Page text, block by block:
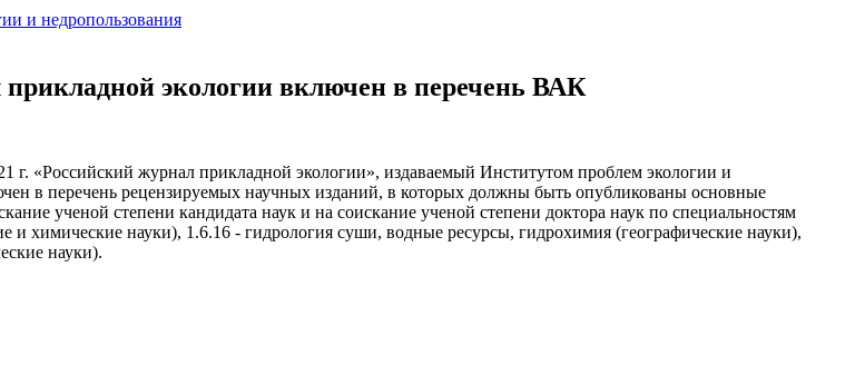
и недропользования
экологии включен в перечень ВАК
«Российский журнал прикладной экологии», издаваемый Институтом проблем экологии и
в перечень рецензируемых научных изданий, в которых должны быть опубликованы основные
ученой степени кандидата наук и на соискание ученой степени доктора наук по специальностям
и химические науки), 1.6.16 - гидрология суши, водные ресурсы, гидрохимия (географические науки),
науки).